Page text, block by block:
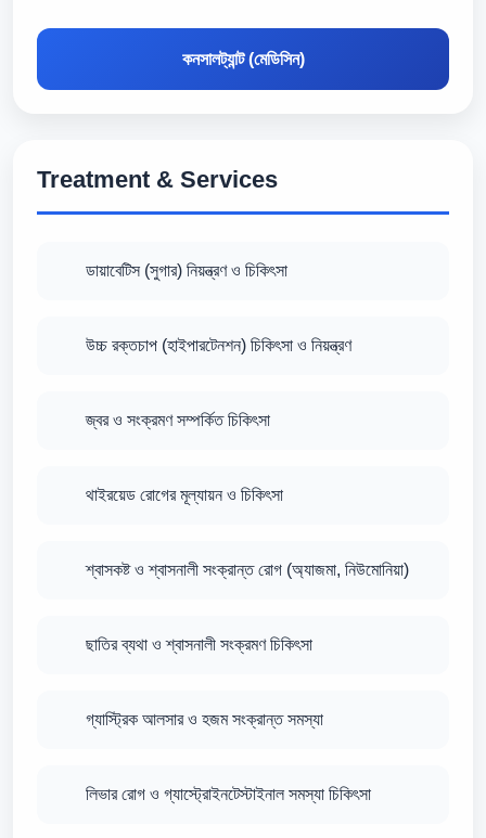
কনসালট্যান্ট (মেডিসিন)
Treatment & Services
ডায়াবেটিস (সুগার) নিয়ন্ত্রণ ও চিকিৎসা
উচ্চ রক্তচাপ (হাইপারটেনশন) চিকিৎসা ও নিয়ন্ত্রণ
জ্বর ও সংক্রমণ সম্পর্কিত চিকিৎসা
থাইরয়েড রোগের মূল্যায়ন ও চিকিৎসা
শ্বাসকষ্ট ও শ্বাসনালী সংক্রান্ত রোগ (অ্যাজমা, নিউমোনিয়া)
ছাতির ব্যথা ও শ্বাসনালী সংক্রমণ চিকিৎসা
গ্যাস্ট্রিক আলসার ও হজম সংক্রান্ত সমস্যা
লিভার রোগ ও গ্যাস্ট্রোইনটেস্টাইনাল সমস্যা চিকিৎসা